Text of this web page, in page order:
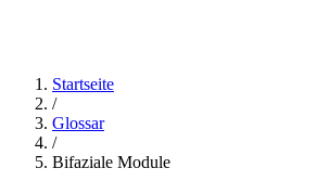
Startseite
/
Glossar
/
Bifaziale Module